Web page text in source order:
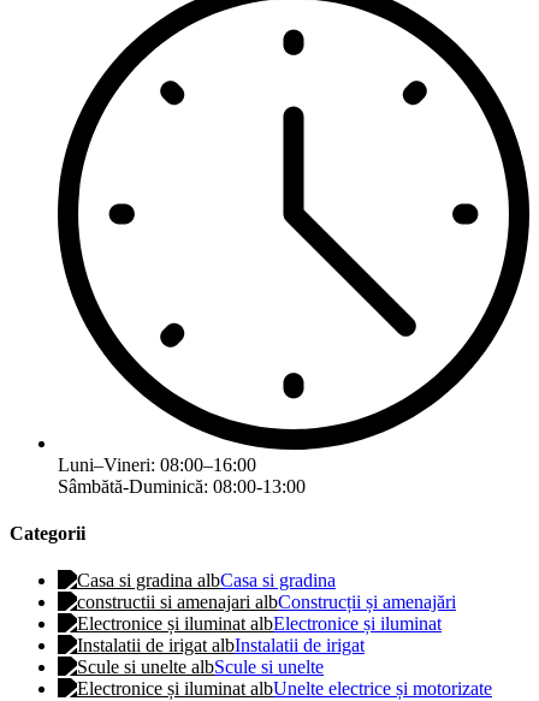
Luni–Vineri: 08:00–16:00
Sâmbătă-Duminică: 08:00-13:00
Categorii
Casa si gradina
Construcții și amenajări
Electronice și iluminat
Instalatii de irigat
Scule si unelte
Unelte electrice și motorizate